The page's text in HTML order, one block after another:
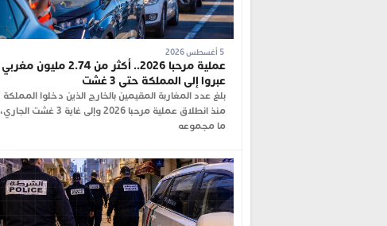
عملية مرحبا 2026.. أكثر من 2.74 مليون مغربي
عبروا إلى المملكة حتى 3 غشت
بلغ عدد المغاربة المقيمين بالخارج الذين دخلوا المملكة
منذ انطلاق عملية مرحبا 2026 وإلى غاية 3 غشت الجاري،
ما مجموعه